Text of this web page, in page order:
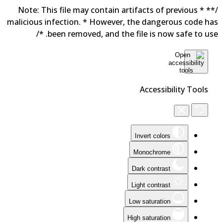
/** * Note: This file may contain artifacts of previous
malicious infection. * However, the dangerous code
been removed, and the file is now safe to use.
Accessibility Tools
Invert colors
Monochrome
Dark contrast
Light contrast
Low saturation
High saturation